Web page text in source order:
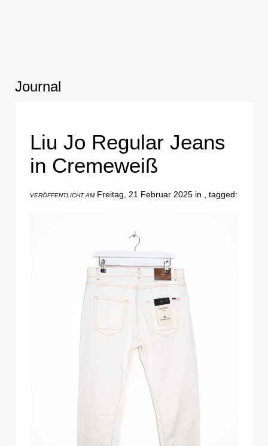
Journal
Liu Jo Regular Jeans
in Cremeweiß
VERÖFFENTLICHT AMFreitag, 21 Februar 2025 in , tagged: